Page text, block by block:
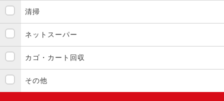
清掃
ネットスーパー
カゴ・カート回収
その他